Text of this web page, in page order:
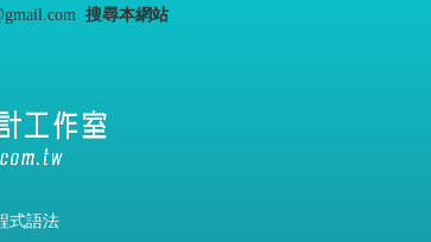
搜尋本網站
式語法